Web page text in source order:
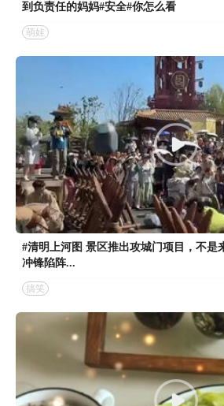
到负责任的妈妈#安全#你怎么看
萌娃
#清明上河图 景区推出攻城门项目，不是
冲锋陷阵...
搞笑